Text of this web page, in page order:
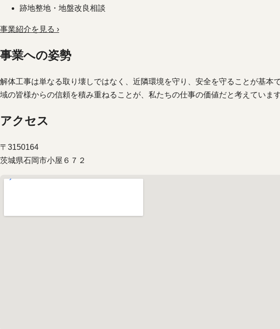
跡地整地・地盤改良相談
事業紹介を見る ›
事業への姿勢
解体工事は単なる取り壊しではなく、近隣環境を守り、安全を守ることが基
域の皆様からの信頼を積み重ねることが、私たちの仕事の価値だと考えています
アクセス
〒3150164
茨城県石岡市小屋６７２